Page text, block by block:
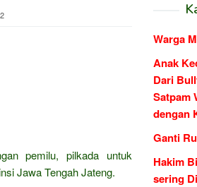
pemilu, pilkada untuk
Jawa Tengah Jateng.
Warga
Anak
Dari
Satpam
dengan
Ganti
Hakim
sering